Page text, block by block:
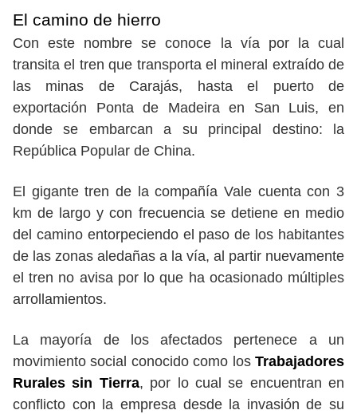
El camino de hierro
Con este nombre se conoce la vía por la cual
transita el tren que transporta el mineral extraído de
las minas de Carajás, hasta el puerto de
exportación Ponta de Madeira en San Luis, en
donde se embarcan a su principal destino: la
República Popular de China.
El gigante tren de la compañía Vale cuenta con 3
km de largo y con frecuencia se detiene en medio
del camino entorpeciendo el paso de los habitantes
de las zonas aledañas a la vía, al partir nuevamente
el tren no avisa por lo que ha ocasionado múltiples
arrollamientos.
La mayoría de los afectados pertenece a un
movimiento social conocido como los Trabajadores
Rurales sin Tierra, por lo cual se encuentran en
conflicto con la empresa desde la invasión de su